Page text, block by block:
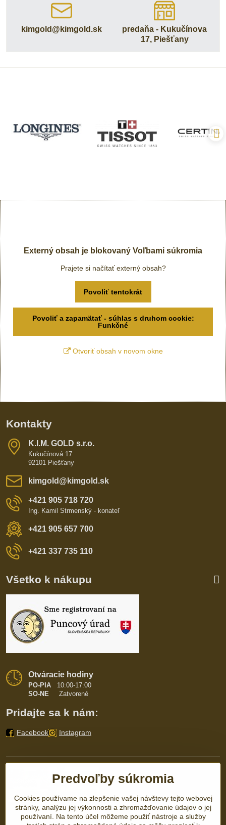
kimgold​@kimgold​.sk
predaňa - Kukučínova
17, Piešťany
Externý obsah je blokovaný Voľbami súkromia
Prajete si načítať externý obsah?
Povoliť tentokrát
Povoliť a zapamätať - súhlas s druhom cookie:
Funkčné
Otvoriť obsah v novom okne
Kontakty
K​​.I​​.M​​. GOLD s​​.r​​.o​​.
Kukučínová 17
92101 Piešťany
kimgold​@kimgold​.sk
+421 905 718 720
Ing. Kamil Strmenský - konateľ
+421 905 657 700
+421 337 735 110
Všetko k nákupu
Otváracie hodiny
PO-PIA
10:00-17:00
SO-NE Zatvorené
Pridajte sa k nám:
Facebook Instagram
Predvoľby súkromia
Cookies používame na zlepšenie vašej návštevy tejto webovej
stránky, analýzu jej výkonnosti a zhromažďovanie údajov o jej
používaní. Na tento účel môžeme použiť nástroje a služby